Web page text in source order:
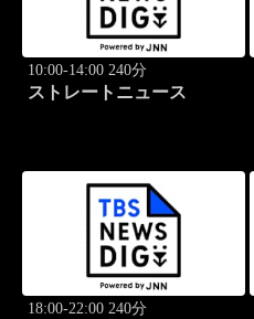
10:00-14:00 240分
ストレートニュース
18:00-22:00 240分